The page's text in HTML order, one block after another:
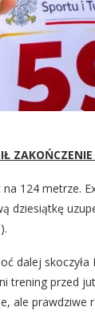
ZAKOŃCZENIE
124 metrze.
dziesiątkę
dalej
trening przed
ale prawdziwe